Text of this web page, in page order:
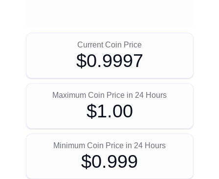
Current Coin Price
$0.9997
Maximum Coin Price in 24 Hours
$1.00
Minimum Coin Price in 24 Hours
$0.999